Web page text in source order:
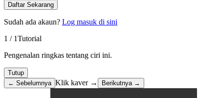
Daftar Sekarang
Sudah ada akaun? Log masuk di sini
1 / 1Tutorial
Pengenalan ringkas tentang ciri ini.
Tutup
← Sebelumnya Klik kaver → Berikutnya →